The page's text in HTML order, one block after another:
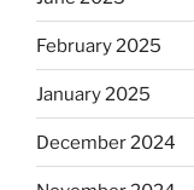
February 2025
January 2025
December 2024